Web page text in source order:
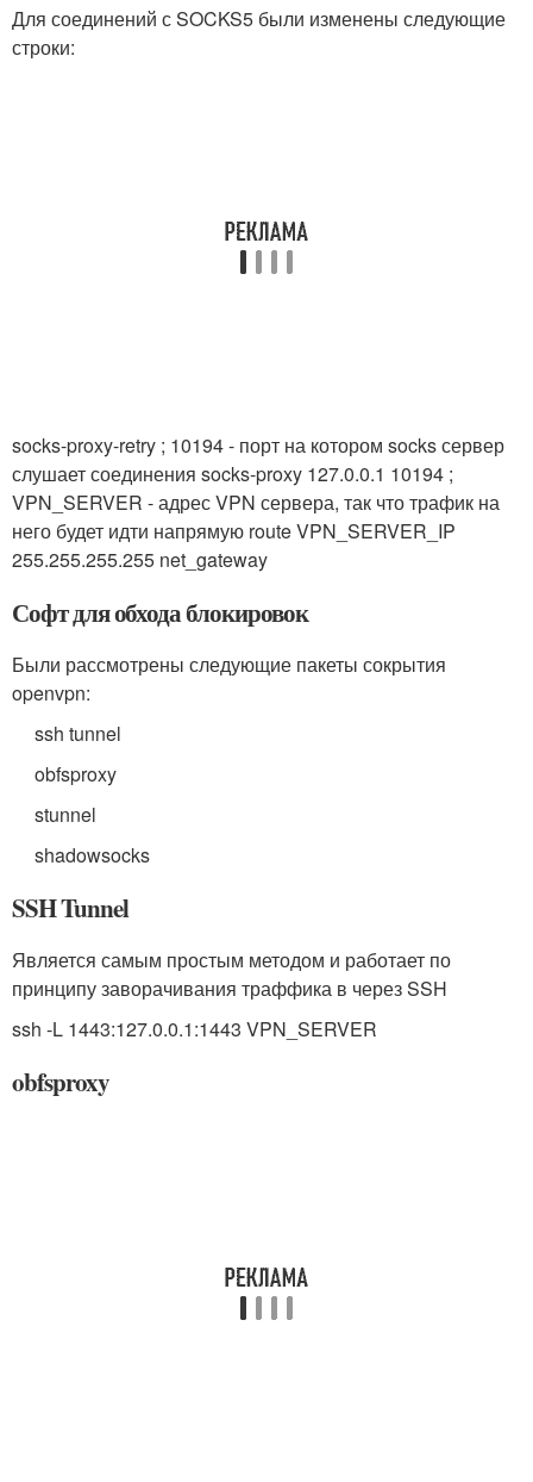
Для соединений с SOCKS5 были изменены следующие
строки:
socks-proxy-retry ; 10194 - порт на котором socks сервер
слушает соединения socks-proxy 127.0.0.1 10194 ;
VPN_SERVER - адрес VPN сервера, так что трафик на
него будет идти напрямую route VPN_SERVER_IP
255.255.255.255 net_gateway
Софт для обхода блокировок
Были рассмотрены следующие пакеты сокрытия
openvpn:
ssh tunnel
obfsproxy
stunnel
shadowsocks
SSH Tunnel
Является самым простым методом и работает по
принципу заворачивания траффика в через SSH
ssh -L 1443:127.0.0.1:1443 VPN_SERVER
obfsproxy